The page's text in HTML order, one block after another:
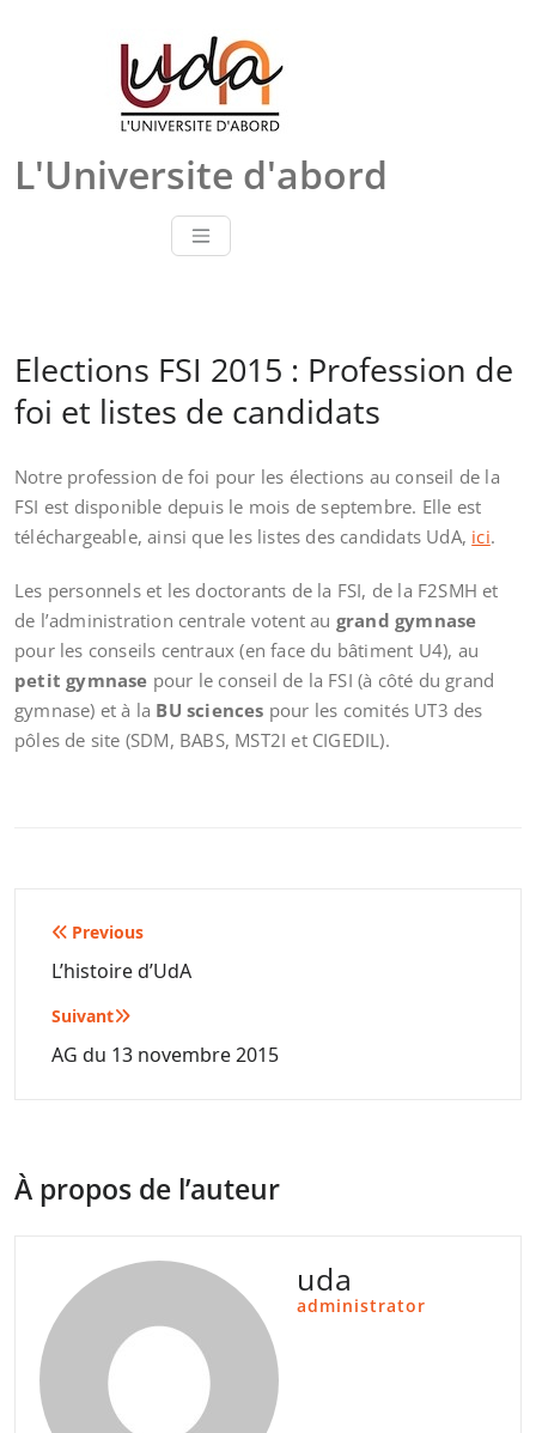
L'Universite d'abord
Elections FSI 2015 : Profession de
foi et listes de candidats
Notre profession de foi pour les élections au conseil de la
FSI est disponible depuis le mois de septembre. Elle est
téléchargeable, ainsi que les listes des candidats UdA, ici.
Les personnels et les doctorants de la FSI, de la F2SMH et
de l’administration centrale votent au grand gymnase
pour les conseils centraux (en face du bâtiment U4), au
petit gymnase pour le conseil de la FSI (à côté du grand
gymnase) et à la BU sciences pour les comités UT3 des
pôles de site (SDM, BABS, MST2I et CIGEDIL).
Navigation
de
l’article
Previous
L’histoire d’UdA
Suivant
AG du 13 novembre 2015
À propos de l’auteur
uda
administrator